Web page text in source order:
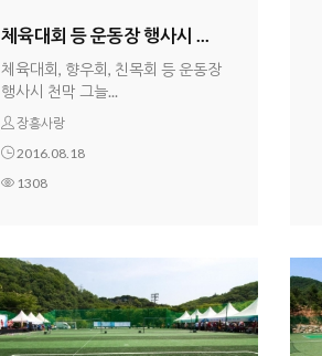
체육대회 등 운동장 행사시 ...
체육대회, 향우회, 친목회 등 운동장
행사시 천막 그늘...
장흥사랑
2016.08.18
1308